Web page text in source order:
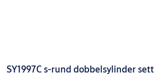
SY1997C s-rund dobbelsylinder sett